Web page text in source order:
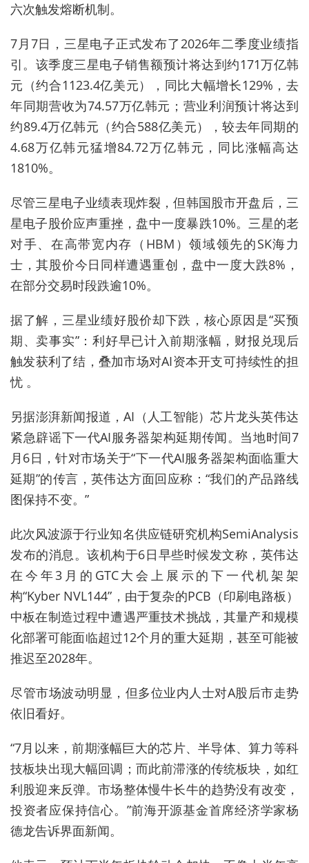
六次触发熔断机制。
7月7日，三星电子正式发布了2026年二季度业绩指
引。该季度三星电子销售额预计将达到约171万亿韩
元（约合1123.4亿美元），同比大幅增长129%，去
年同期营收为74.57万亿韩元；营业利润预计将达到
约89.4万亿韩元（约合588亿美元），较去年同期的
4.68万亿韩元猛增84.72万亿韩元，同比涨幅高达
1810%。
尽管三星电子业绩表现炸裂，但韩国股市开盘后，三
星电子股价应声重挫，盘中一度暴跌10%。三星的老
对手、在高带宽内存（HBM）领域领先的SK海力
士，其股价今日同样遭遇重创，盘中一度大跌8%，
在部分交易时段跌逾10%。
据了解，三星业绩好股价却下跌，核心原因是‌“买预
期、卖事实”‌：利好早已计入前期涨幅，财报兑现后
触发获利了结，叠加市场对AI资本开支可持续性的担
忧 。‌‌
另据澎湃新闻报道，AI（人工智能）芯片龙头英伟达
紧急辟谣下一代AI服务器架构延期传闻。当地时间7
月6日，针对市场关于“下一代AI服务器架构面临重大
延期”的传言，英伟达方面回应称：“我们的产品路线
图保持不变。”
此次风波源于行业知名供应链研究机构SemiAnalysis
发布的消息。该机构于6日早些时候发文称，英伟达
在今年3月的GTC大会上展示的下一代机架架
构“Kyber NVL144”，由于复杂的PCB（印刷电路板）
中板在制造过程中遭遇严重技术挑战，其量产和规模
化部署可能面临超过12个月的重大延期，甚至可能被
推迟至2028年。
尽管市场波动明显，但多位业内人士对A股后市走势
依旧看好。
“7月以来，前期涨幅巨大的芯片、半导体、算力等科
技板块出现大幅回调；而此前滞涨的传统板块 ， 如红
利股迎来反弹。市场整体慢牛长牛的趋势没有改变，
投资者应保持信心。 ”前海开源基金首席经济学家杨
德龙告诉界面新闻。